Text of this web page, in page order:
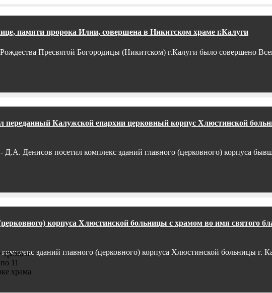
памяти пророка Илии, совершена в Никитском храме г.Калуги
Пресвятой Богородицы (Никитском) г.Калуги было совершено
переданный Калужской епархии церковный корпус Хлюстинской
- Д.А. Денисов посетил комплекс зданий главного (церковного) корпуса
корпуса Хлюстинской больницы с храмом во имя святого
зданий главного (церковного) корпуса Хлюстинской больницы г.
храма и
11
храма